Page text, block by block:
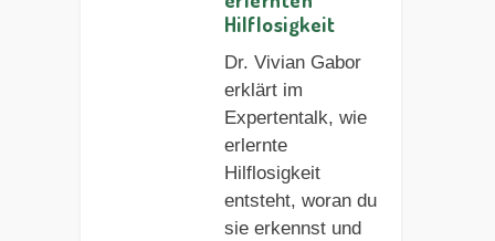
Hilflosigkeit
Dr. Vivian Gabor
erklärt im
Expertentalk, wie
erlernte
Hilflosigkeit
entsteht, woran du
sie erkennst und